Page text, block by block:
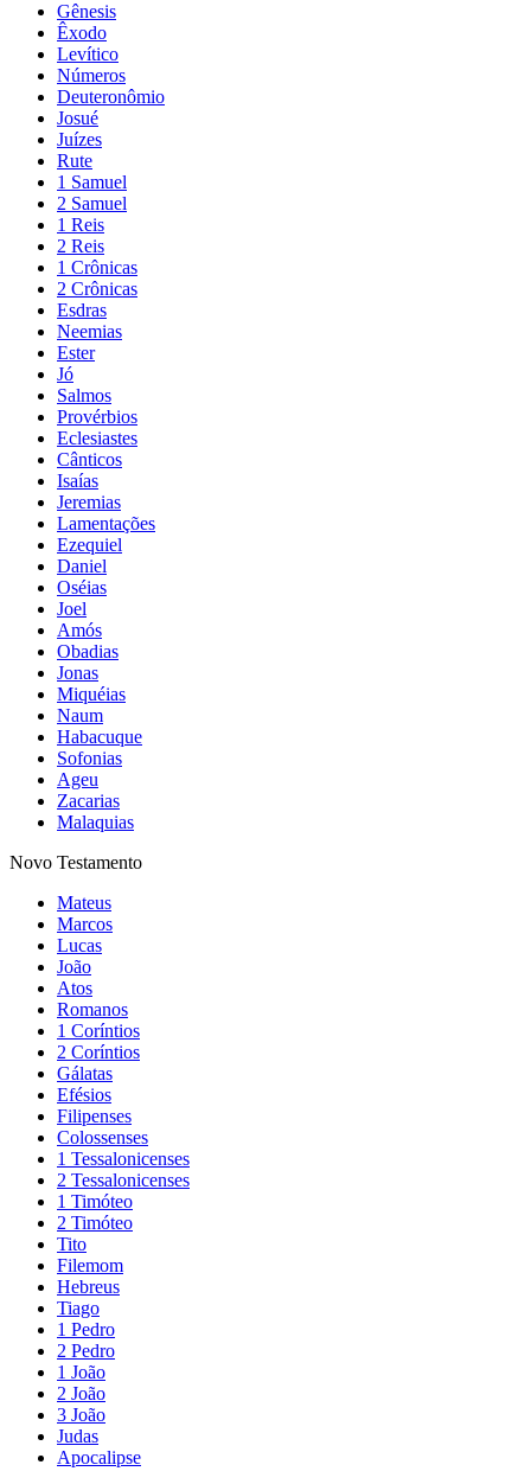
Gênesis
Êxodo
Levítico
Números
Deuteronômio
Josué
Juízes
Rute
1 Samuel
2 Samuel
1 Reis
2 Reis
1 Crônicas
2 Crônicas
Esdras
Neemias
Ester
Jó
Salmos
Provérbios
Eclesiastes
Cânticos
Isaías
Jeremias
Lamentações
Ezequiel
Daniel
Oséias
Joel
Amós
Obadias
Jonas
Miquéias
Naum
Habacuque
Sofonias
Ageu
Zacarias
Malaquias
Novo Testamento
Mateus
Marcos
Lucas
João
Atos
Romanos
1 Coríntios
2 Coríntios
Gálatas
Efésios
Filipenses
Colossenses
1 Tessalonicenses
2 Tessalonicenses
1 Timóteo
2 Timóteo
Tito
Filemom
Hebreus
Tiago
1 Pedro
2 Pedro
1 João
2 João
3 João
Judas
Apocalipse